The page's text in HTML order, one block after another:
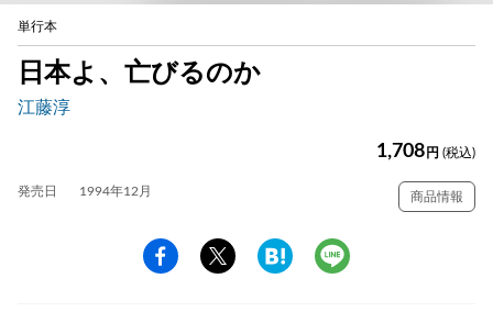
単行本
日本よ、亡びるのか
江藤淳
1,708 円 (税込)
発売日 1994年12月 商品情報